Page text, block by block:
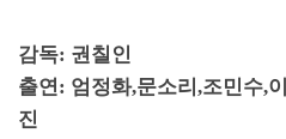
감독: 권칠인
출연: 엄정화,문소리 ,조민수,
진